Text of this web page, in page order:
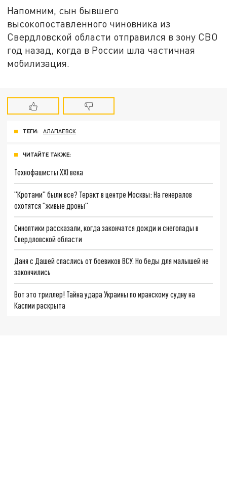
Напомним, сын бывшего
высокопоставленного чиновника из
Свердловской области отправился в зону СВО
год назад, когда в России шла частичная
мобилизация.
ТЕГИ: АЛАПАЕВСК
ЧИТАЙТЕ ТАКЖЕ:
Технофашисты XXI века
"Кротами" были все? Теракт в центре Москвы: На генералов
охотятся "живые дроны"
Синоптики рассказали, когда закончатся дожди и снегопады в
Свердловской области
Даня с Дашей спаслись от боевиков ВСУ. Но беды для малышей не
закончились
Вот это триллер! Тайна удара Украины по иранскому судну на
Каспии раскрыта